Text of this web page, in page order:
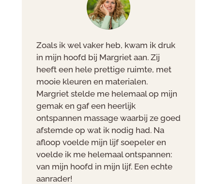
Zoals ik wel vaker heb, kwam ik druk
in mijn hoofd bij Margriet aan. Zij
heeft een hele prettige ruimte, met
mooie kleuren en materialen.
Margriet stelde me helemaal op mijn
gemak en gaf een heerlijk
ontspannen massage waarbij ze goed
afstemde op wat ik nodig had. Na
afloop voelde mijn lijf soepeler en
voelde ik me helemaal ontspannen:
van mijn hoofd in mijn lijf. Een echte
aanrader!